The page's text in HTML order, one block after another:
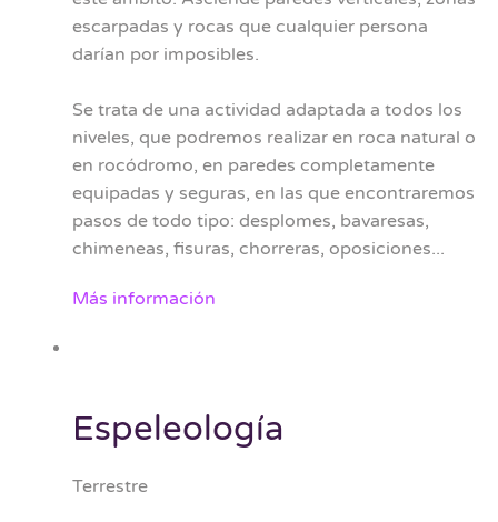
escarpadas y rocas que cualquier persona
darían por imposibles.
Se trata de una actividad adaptada a todos los
niveles, que podremos realizar en roca natural o
en rocódromo, en paredes completamente
equipadas y seguras, en las que encontraremos
pasos de todo tipo: desplomes, bavaresas,
chimeneas, fisuras, chorreras, oposiciones...
Más información
Espeleología
Terrestre